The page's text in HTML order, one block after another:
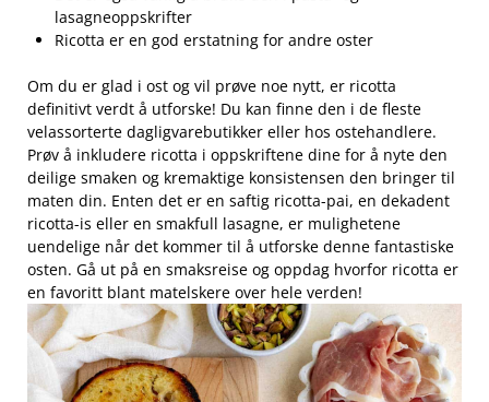
lasagneoppskrifter
Ricotta er en god erstatning for andre ⁢oster
Om du‍ er glad i ost og vil prøve noe nytt, er ricotta
definitivt verdt å ⁤utforske! Du kan finne den ‌i de fleste
velassorterte dagligvarebutikker eller hos ostehandlere.
⁣Prøv å inkludere ricotta i oppskriftene dine for å nyte den
deilige smaken og kremaktige konsistensen den bringer til
maten din. Enten det er en saftig ricotta-pai, en dekadent
ricotta-is eller en smakfull lasagne, er ‌mulighetene
uendelige når ⁤det kommer til å utforske denne fantastiske
osten.‌ Gå ut på en smaksreise og oppdag hvorfor ricotta er
⁣en⁢ favoritt blant ‌matelskere over hele verden!